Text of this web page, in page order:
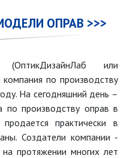
ОПРАВ >>>
(ОптикДизайнЛаб или
по производству
На сегодняшний день –
по производству оправ в
практически в
Создатели компании -
протяжении многих лет